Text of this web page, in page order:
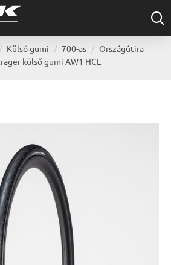
Külső gumi 700-as
Országútira
külső gumi AW1 HCL